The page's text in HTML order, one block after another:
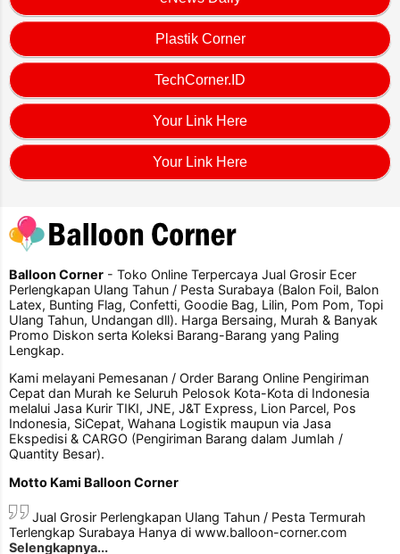
Plastik Corner
TechCorner.ID
Your Link Here
Your Link Here
Balloon Corner - Toko Online Terpercaya Jual Grosir Ecer
Perlengkapan Ulang Tahun / Pesta Surabaya (Balon Foil, Balon
Latex, Bunting Flag, Confetti, Goodie Bag, Lilin, Pom Pom, Topi
Ulang Tahun, Undangan dll). Harga Bersaing, Murah & Banyak
Promo Diskon serta Koleksi Barang-Barang yang Paling
Lengkap.
Kami melayani Pemesanan / Order Barang Online Pengiriman
Cepat dan Murah ke Seluruh Pelosok Kota-Kota di Indonesia
melalui Jasa Kurir TIKI, JNE, J&T Express, Lion Parcel, Pos
Indonesia, SiCepat, Wahana Logistik maupun via Jasa
Ekspedisi & CARGO (Pengiriman Barang dalam Jumlah /
Quantity Besar).
Motto Kami Balloon Corner
Jual Grosir Perlengkapan Ulang Tahun / Pesta Termurah
Terlengkap Surabaya Hanya di www.balloon-corner.com
Selengkapnya...